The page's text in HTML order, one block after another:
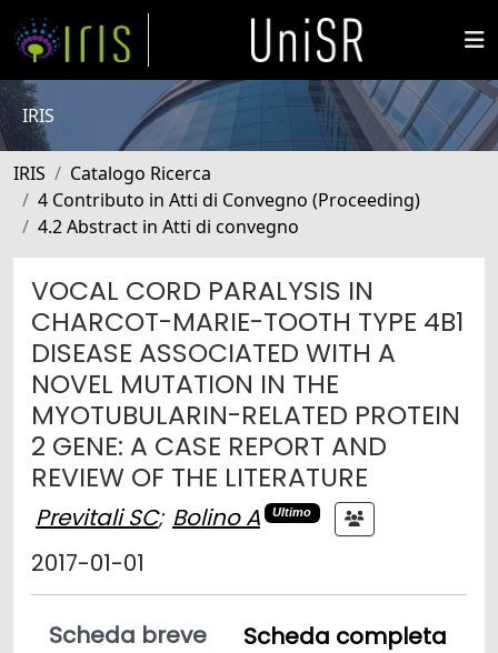
IRIS
IRIS
Catalogo Ricerca
4 Contributo in Atti di Convegno (Proceeding)
4.2 Abstract in Atti di convegno
VOCAL CORD PARALYSIS IN
CHARCOT-MARIE-TOOTH TYPE 4B1
DISEASE ASSOCIATED WITH A
NOVEL MUTATION IN THE
MYOTUBULARIN-RELATED PROTEIN
2 GENE: A CASE REPORT AND
REVIEW OF THE LITERATURE
Previtali SC; Bolino A Ultimo
2017-01-01
Scheda breve
Scheda completa